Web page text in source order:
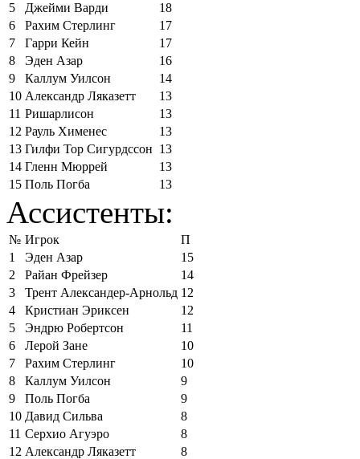
5
Джейми Варди
18
6
Рахим Стерлинг
17
7
Гарри Кейн
17
8
Эден Азар
16
9
Каллум Уилсон
14
10 Александр Ляказетт
13
11 Ришарлисон
13
12 Рауль Хименес
13
13 Гилфи Тор Сигурдссон 13
14 Гленн Мюррей
13
15 Поль Погба 13
Ассистенты:
№ Игрок
П
1
Эден Азар
15
2
Райан Фрейзер
14
3
Трент Александер-Арнольд 12
4
Кристиан Эриксен
12
5
Эндрю Робертсон
11
6
Лерой Зане
10
7
Рахим Стерлинг
10
8
Каллум Уилсон
9
9
Поль Погба
9
10 Давид Сильва
8
11 Серхио Агуэро
8
12 Александр Ляказетт
8